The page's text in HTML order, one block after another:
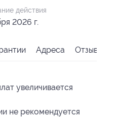
действия
2026 г.
Адреса Отзывы
увеличивается
не рекомендуется